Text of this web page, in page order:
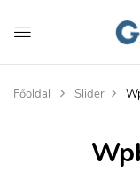
Főoldal Slider